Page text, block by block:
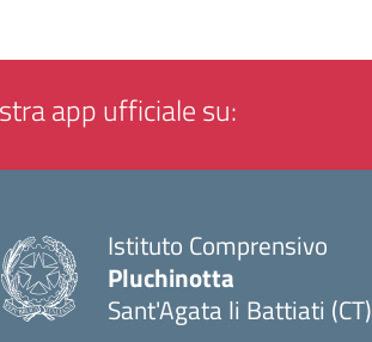
app ufficiale su:
Istituto Comprensivo
Pluchinotta
Sant'Agata li Battiati (CT)